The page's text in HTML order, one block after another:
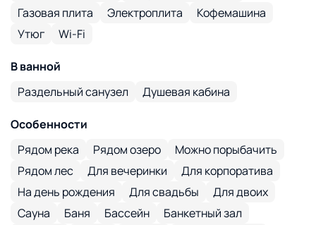
Газовая плита
Электроплита
Кофемашина
Утюг
Wi-Fi
В ванной
Раздельный санузел
Душевая кабина
Особенности
Рядом река
Рядом озеро
Можно порыбачить
Рядом лес
Для вечеринки
Для корпоратива
На день рождения
Для свадьбы
Для двоих
Сауна
Баня Бассейн
Банкетный зал